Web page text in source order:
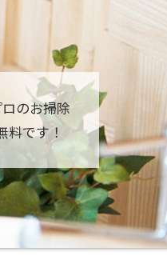
のお掃除
です！